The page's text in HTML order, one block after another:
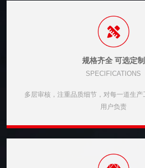
规格齐全 可选定制
SPECIFICATIONS
多层审核，注重品质细节，对每一道生
用户负责